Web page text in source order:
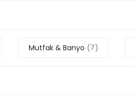
Mutfak & Banyo (7)